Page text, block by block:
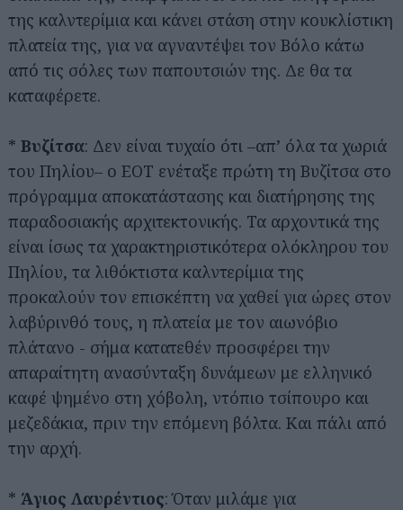
της καλντερίμια και κάνει στάση στην κουκλίστικη
πλατεία της, για να αγναντέψει τον Βόλο κάτω
από τις σόλες των παπουτσιών της. Δε θα τα
καταφέρετε.
* Βυζίτσα: Δεν είναι τυχαίο ότι –απ’ όλα τα χωριά
του Πηλίου– ο ΕΟΤ ενέταξε πρώτη τη Βυζίτσα στο
πρόγραμμα αποκατάστασης και διατήρησης της
παραδοσιακής αρχιτεκτονικής. Τα αρχοντικά της
είναι ίσως τα χαρακτηριστικότερα ολόκληρου του
Πηλίου, τα λιθόκτιστα καλντερίμια της
προκαλούν τον επισκέπτη να χαθεί για ώρες στον
λαβύρινθό τους, η πλατεία με τον αιωνόβιο
πλάτανο - σήμα κατατεθέν προσφέρει την
απαραίτητη ανασύνταξη δυνάμεων με ελληνικό
καφέ ψημένο στη χόβολη, ντόπιο τσίπουρο και
μεζεδάκια, πριν την επόμενη βόλτα. Και πάλι από
την αρχή.
* Άγιος Λαυρέντιος: Όταν μιλάμε για